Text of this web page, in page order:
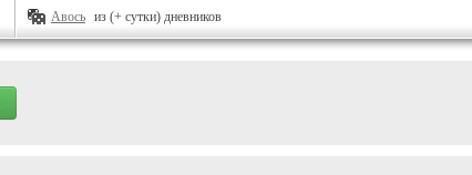
Авось из (+ сутки) дневников